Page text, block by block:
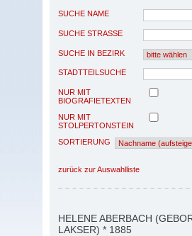
SUCHE NAME
SUCHE STRASSE
SUCHE IN BEZIRK
STADTTEILSUCHE
NUR MIT
BIOGRAFIETEXTEN
NUR MIT
STOLPERTONSTEIN
SORTIERUNG
zurück zur Auswahlliste
HELENE ABERBACH
LAKSER) * 1885